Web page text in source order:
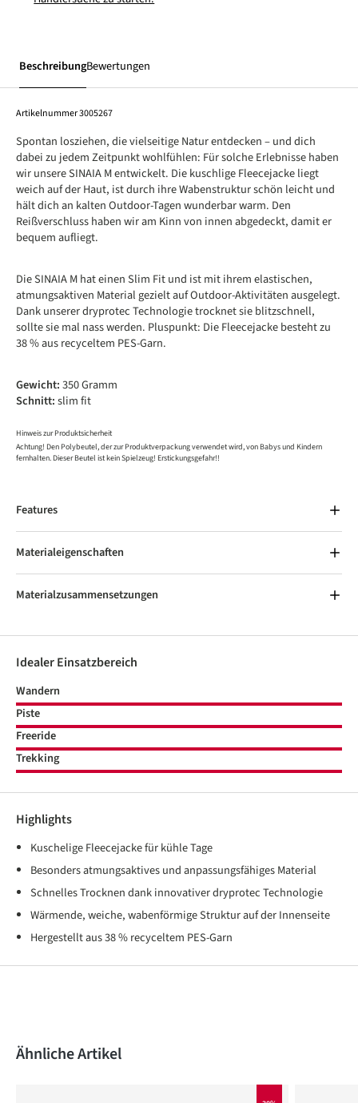
BeschreibungBewertungen
Artikelnummer3005267
Spontan losziehen, die vielseitige Natur entdecken – und dich
dabei zu jedem Zeitpunkt wohlfühlen: Für solche Erlebnisse haben
wir unsere SINAIA M entwickelt. Die kuschlige Fleecejacke liegt
weich auf der Haut, ist durch ihre Wabenstruktur schön leicht und
hält dich an kalten Outdoor-Tagen wunderbar warm. Den
Reißverschluss haben wir am Kinn von innen abgedeckt, damit er
bequem aufliegt.
Die SINAIA M hat einen Slim Fit und ist mit ihrem elastischen,
atmungsaktiven Material gezielt auf Outdoor-Aktivitäten ausgelegt.
Dank unserer dryprotec Technologie trocknet sie blitzschnell,
sollte sie mal nass werden. Pluspunkt: Die Fleecejacke besteht zu
38 % aus recyceltem PES-Garn.
Gewicht:350 Gramm
Schnitt:slim fit
Hinweis zur Produktsicherheit
Achtung! Den Polybeutel, der zur Produktverpackung verwendet wird, von Babys und Kindern
fernhalten. Dieser Beutel ist kein Spielzeug! Erstickungsgefahr!!
Features
Materialeigenschaften
Materialzusammensetzungen
Idealer Einsatzbereich
Wandern
Piste
Freeride
Trekking
Highlights
Kuschelige Fleecejacke für kühle Tage
Besonders atmungsaktives und anpassungsfähiges Material
Schnelles Trocknen dank innovativer dryprotec Technologie
Wärmende, weiche, wabenförmige Struktur auf der Innenseite
Hergestellt aus 38 % recyceltem PES-Garn
Produktgalerie überspringen
Ähnliche Artikel